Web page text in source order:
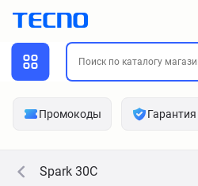
Промокоды Гарантия
Spark 30C